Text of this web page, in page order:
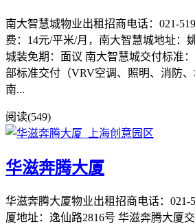
南大智慧城物业出租招商电话：021-
费：14元/平米/月，南大智慧城地址：
城装免期：面议 南大智慧城交付标准
部标准交付（VRV空调、照明、消防
南...
阅读(549)
华滋奔腾大厦
华滋奔腾大厦物业出租招商电话：021-
厦地址：逸仙路2816号 华滋奔腾大厦